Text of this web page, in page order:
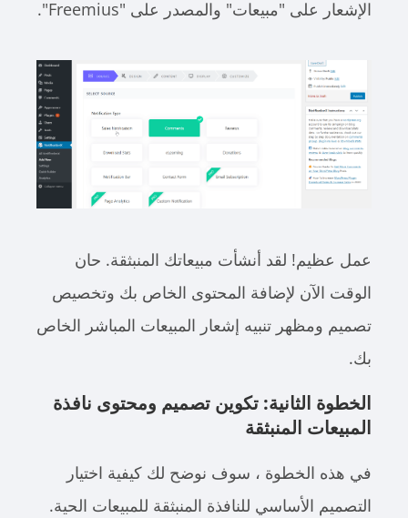
الإشعار على "مبيعات" والمصدر على "Freemius".
عمل عظيم! لقد أنشأت مبيعاتك المنبثقة. حان
الوقت الآن لإضافة المحتوى الخاص بك وتخصيص
تصميم ومظهر تنبيه إشعار المبيعات المباشر الخاص
بك.
الخطوة الثانية: تكوين تصميم ومحتوى نافذة
المبيعات المنبثقة
في هذه الخطوة ، سوف نوضح لك كيفية اختيار
التصميم الأساسي للنافذة المنبثقة للمبيعات الحية.